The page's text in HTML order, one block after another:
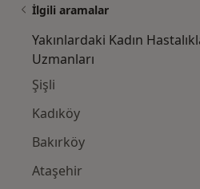
İlgili aramalar
Yakınlardaki Kadın
Uzmanları
Şişli
Kadıköy
Bakırköy
Ataşehir